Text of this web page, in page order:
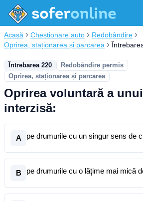
Acasă Chestionare auto
Redobândire
Oprirea, staționarea și parcarea
Întrebarea 220
Redobândire permis
Oprirea, staționarea și parcarea
Oprirea voluntară a
interzisă:
A pe drumurile cu un singur sens de
B pe drumurile cu o lăţime mai mică